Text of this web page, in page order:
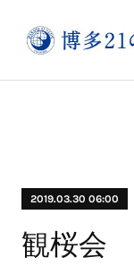
2019.03.30 06:00
観桜会